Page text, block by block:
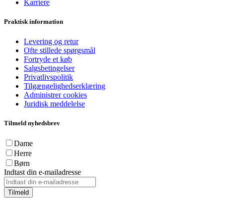
Karriere
Praktisk information
Levering og retur
Ofte stillede spørgsmål
Fortryde et køb
Salgsbetingelser
Privatlivspolitik
Tilgængelighedserklæring
Administrer cookies
Juridisk meddelelse
Tilmeld nyhedsbrev
Dame
Herre
Børn
Indtast din e-mailadresse
Tilmeld